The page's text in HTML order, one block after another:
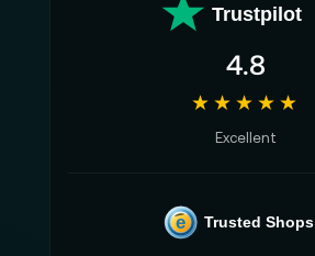
Trustpilot
4.8
★★★★★
Excellent
e Trusted Shops